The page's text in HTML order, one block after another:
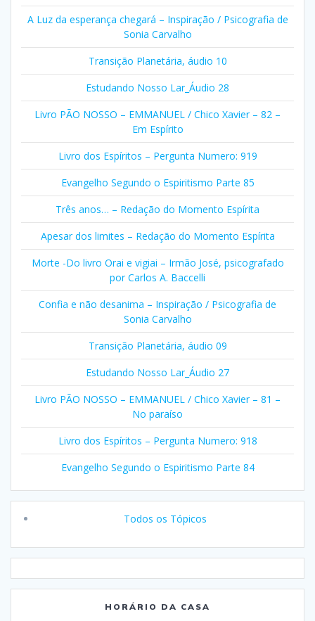
A Luz da esperança chegará – Inspiração / Psicografia de
Sonia Carvalho
Transição Planetária, áudio 10
Estudando Nosso Lar_Áudio 28
Livro PÃO NOSSO – EMMANUEL / Chico Xavier – 82 –
Em Espírito
Livro dos Espíritos – Pergunta Numero: 919
Evangelho Segundo o Espiritismo Parte 85
Três anos… – Redação do Momento Espírita
Apesar dos limites – Redação do Momento Espírita
Morte -Do livro Orai e vigiai – Irmão José, psicografado
por Carlos A. Baccelli
Confia e não desanima – Inspiração / Psicografia de
Sonia Carvalho
Transição Planetária, áudio 09
Estudando Nosso Lar_Áudio 27
Livro PÃO NOSSO – EMMANUEL / Chico Xavier – 81 –
No paraíso
Livro dos Espíritos – Pergunta Numero: 918
Evangelho Segundo o Espiritismo Parte 84
Todos os Tópicos
HORÁRIO DA CASA